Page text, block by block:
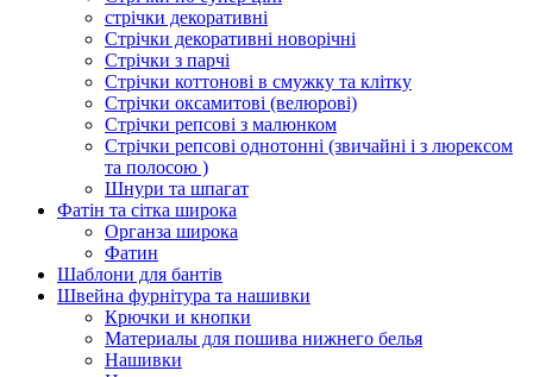
стрічки декоративні
Стрічки декоративні новорічні
Стрічки з парчі
Стрічки коттонові в смужку та клітку
Стрічки оксамитові (велюрові)
Стрічки репсові з малюнком
Стрічки репсові однотонні (звичайні і з люрексом
та полосою )
Шнури та шпагат
Фатін та сітка широка
Органза широка
Фатин
Шаблони для бантів
Швейна фурнітура та нашивки
Крючки и кнопки
Материалы для пошива нижнего белья
Нашивки